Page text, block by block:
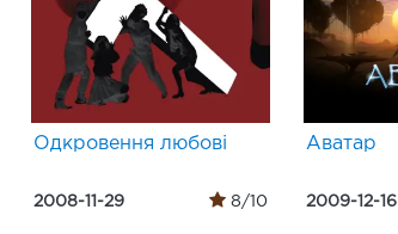
Одкровення любові
2008-11-29 8/10
Аватар
2009-12-16